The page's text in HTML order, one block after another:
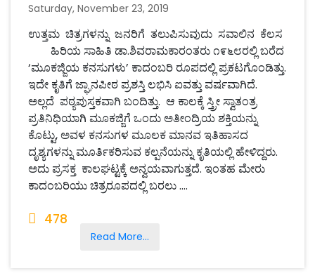
Saturday, November 23, 2019
ಉತ್ತಮ ಚಿತ್ರಗಳನ್ನು ಜನರಿಗೆ ತಲುಪಿಸುವುದು ಸವಾಲಿನ ಕೆಲಸ
ಹಿರಿಯ ಸಾಹಿತಿ ಡಾ.ಶಿವರಾಮಕಾರಂತರು ೧೯೬೮ರಲ್ಲಿ ಬರೆದ
‘ಮೂಕಜ್ಜಿಯ ಕನಸುಗಳು’ ಕಾದಂಬರಿ ರೂಪದಲ್ಲಿ ಪ್ರಕಟಗೊಂಡಿತ್ತು.
ಇದೇ ಕೃತಿಗೆ ಜ್ಘಾನಪೀಠ ಪ್ರಶಸ್ತಿ ಲಭಿಸಿ ಐವತ್ತು ವರ್ಷವಾಗಿದೆ.
ಅಲ್ಲದೆ ಪಠ್ಯಪುಸ್ತಕವಾಗಿ ಬಂದಿತ್ತು. ಆ ಕಾಲಕ್ಕೆ ಸ್ತ್ರೀ ಸ್ವಾತಂತ್ರ
ಪ್ರತಿನಿಧಿಯಾಗಿ ಮೂಕಜ್ಜಿಗೆ ಒಂದು ಅತೀಂದ್ರಿಯ ಶಕ್ತಿಯನ್ನು
ಕೊಟ್ಟು, ಅವಳ ಕನಸುಗಳ ಮೂಲಕ ಮಾನವ ಇತಿಹಾಸದ
ದೃಶ್ಯಗಳನ್ನು ಮೂರ್ತಿಕರಿಸುವ ಕಲ್ಪನೆಯನ್ನು ಕೃತಿಯಲ್ಲಿ ಹೇಳಿದ್ದರು.
ಅದು ಪ್ರಸಕ್ತ ಕಾಲಘಟ್ಟಕ್ಕೆ ಅನ್ವಯವಾಗುತ್ತದೆ. ಇಂತಹ ಮೇರು
ಕಾದಂಬರಿಯು ಚಿತ್ರರೂಪದಲ್ಲಿ ಬರಲು ....
478
Read More...